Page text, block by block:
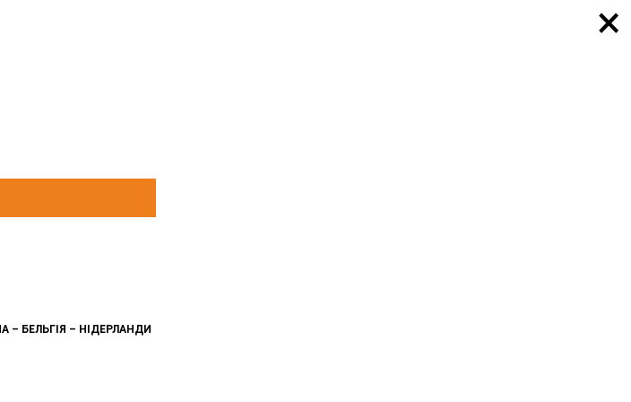
– БЕЛЬГІЯ – НІДЕРЛАНДИ
×
×
×
×